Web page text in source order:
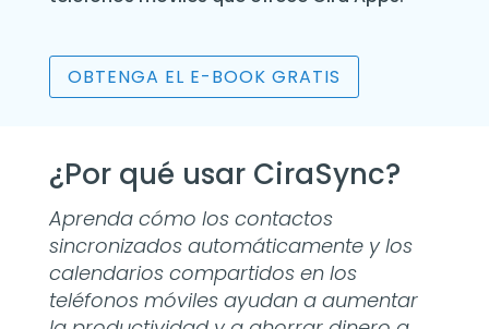
OBTENGA EL E-BOOK GRATIS
¿Por qué usar CiraSync?
Aprenda cómo los contactos
sincronizados automáticamente y los
calendarios compartidos en los
teléfonos móviles ayudan a aumentar